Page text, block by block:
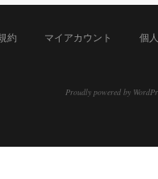
約 マイアカウント 個
Proudly powered by